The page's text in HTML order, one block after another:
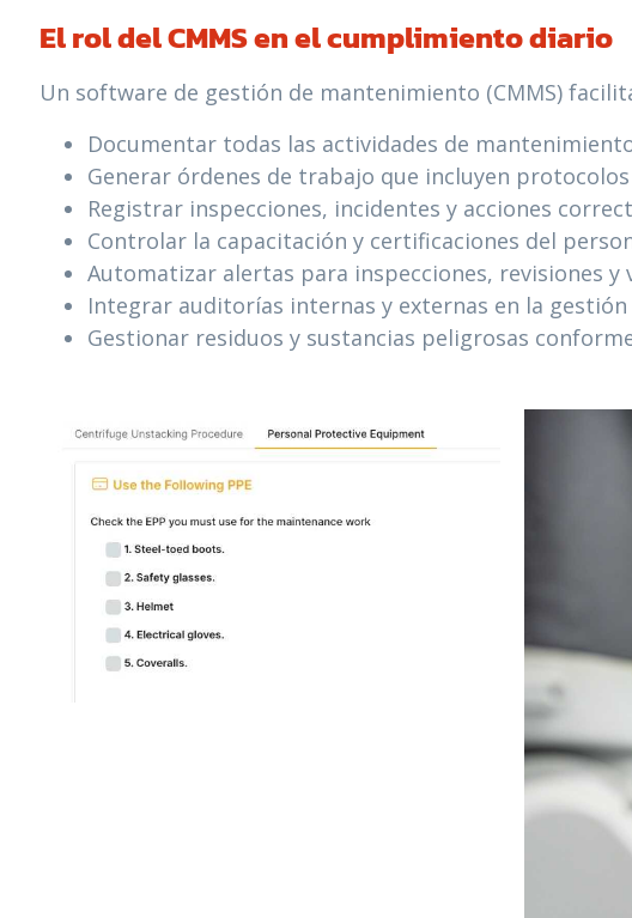
El rol del CMMS en el cumplimiento diario
Un software de gestión de mantenimiento (CMMS)
Documentar todas las actividades de
Generar órdenes de trabajo que incluyen protocolos
Registrar inspecciones, incidentes y acciones
Controlar la capacitación y certificaciones del
Automatizar alertas para inspecciones, revisiones y
Integrar auditorías internas y externas en la
Gestionar residuos y sustancias peligrosas